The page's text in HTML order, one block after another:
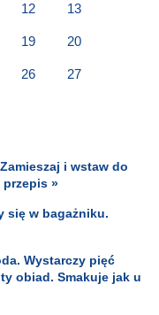
12 13
19 20
26 27
i wstaw do
przepis »
się w bagażniku.
Wystarczy pięć
obiad. Smakuje jak u